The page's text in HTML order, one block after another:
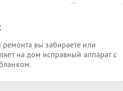
SSD
вы забираете или
на дом исправный аппарат с